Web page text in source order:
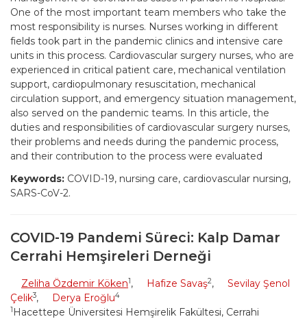
One of the most important team members who take the
most responsibility is nurses. Nurses working in different
fields took part in the pandemic clinics and intensive care
units in this process. Cardiovascular surgery nurses, who are
experienced in critical patient care, mechanical ventilation
support, cardiopulmonary resuscitation, mechanical
circulation support, and emergency situation management,
also served on the pandemic teams. In this article, the
duties and responsibilities of cardiovascular surgery nurses,
their problems and needs during the pandemic process,
and their contribution to the process were evaluated
Keywords: COVID-19, nursing care, cardiovascular nursing,
SARS-CoV-2.
COVID-19 Pandemi Süreci: Kalp Damar
Cerrahi Hemşireleri Derneği
Zeliha Özdemir Köken1, Hafize Savaş2,
Sevilay Şenol
Çelik3, Derya Eroğlu4
1 Hacettepe Üniversitesi Hemşirelik Fakültesi, Cerrahi